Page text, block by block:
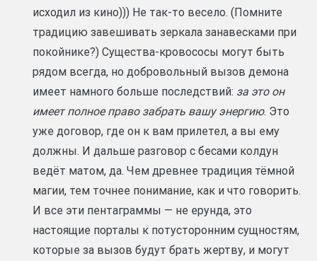
исходил из кино))) Не так-то весело. (Помните
традицию завешивать зеркала занавесками при
покойнике?) Существа-кровососы могут быть
рядом всегда, но добровольный вызов демона
имеет намного больше последствий: за это он
имеет полное право забрать вашу энергию. Это
уже договор, где он к вам прилетел, а вы ему
должны. И дальше разговор с бесами колдун
ведёт матом, да. Чем древнее традиция тёмной
магии, тем точнее понимание, как и что говорить.
И все эти пентаграммы — не ерунда, это
настоящие порталы к потусторонним сущностям,
которые за вызов будут брать жертву, и могут